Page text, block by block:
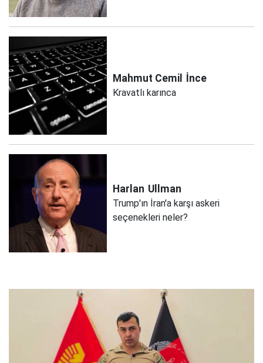
Mahmut Cemil İnce
Kravatlı karınca
Harlan Ullman
Trump'ın İran'a karşı askeri
seçenekleri neler?